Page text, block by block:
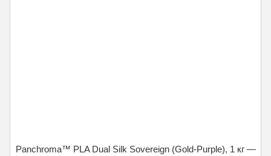
Panchroma™ PLA Dual Silk Sovereign (Gold-Purple), 1 кг —